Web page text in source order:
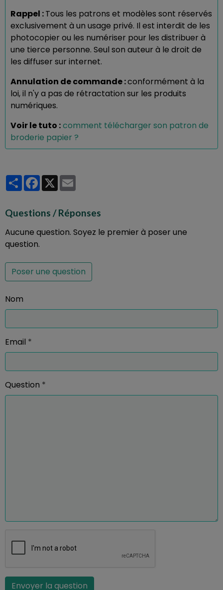
Rappel :Tous les patrons et modèles sont réservés
exclusivement à un usage privé. Il est interdit de les
photocopier ou les numériser pour les distribuer à
une tierce personne. Seul son auteur à le droit de
les diffuser sur internet.
Annulation de commande :conformément à la
loi, il n'y a pas de rétractation sur les produits
numériques.
Voir le tuto :comment télécharger son patron de
broderie papier ?
PartagerFacebook
X
Questions / Réponses
Aucune question. Soyez le premier à poser une
question.
Poser une question
Nom
Email
Question
Envoyer la question